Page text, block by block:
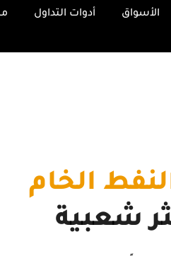
الأسواق أدوات التداول
الخام
شعبية